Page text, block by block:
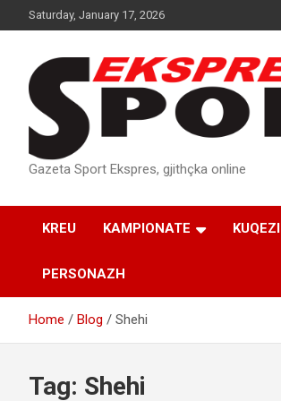
to
Saturday, January 17, 2026
Gazeta Sport Ekspres, gjithçka online
KREU KAMPIONATE KUQEZI
PERSONAZH
Home Blog Shehi
Tag: Shehi